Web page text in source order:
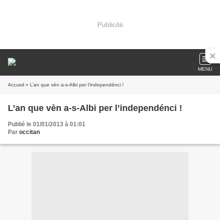
Publicité
MENU
Accueil » L’an que vèn a-s-Albi per l’independénci !
L’an que vèn a-s-Albi per l’independénci !
Publié le 01/01/2013 à 01:01
Par occitan